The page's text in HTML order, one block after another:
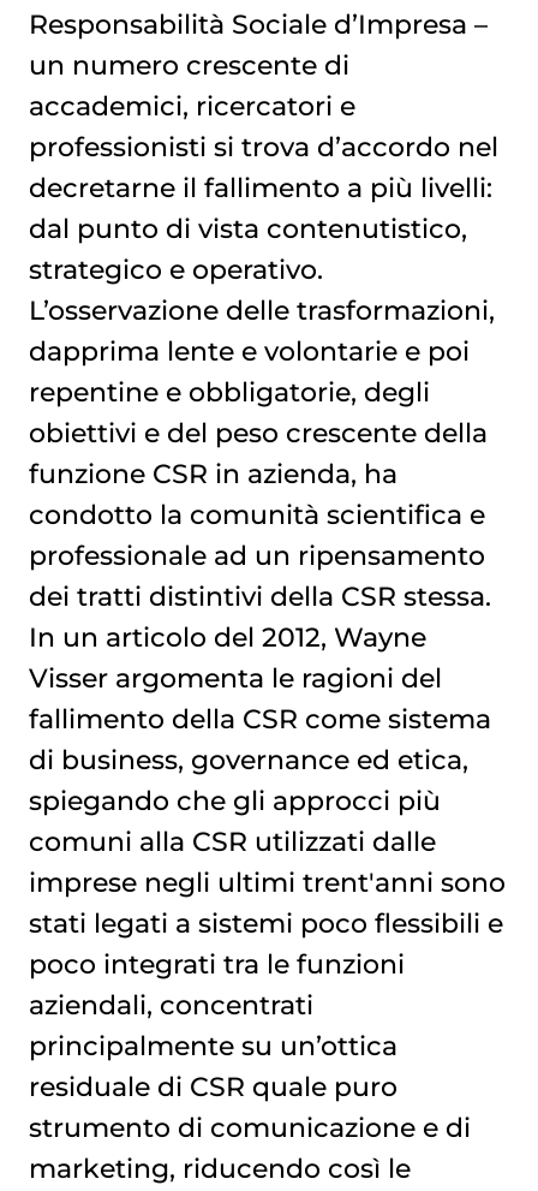
Responsabilità Sociale d’Impresa –
un numero crescente di
accademici, ricercatori e
professionisti si trova d’accordo nel
decretarne il fallimento a più livelli:
dal punto di vista contenutistico,
strategico e operativo.
L’osservazione delle trasformazioni,
dapprima lente e volontarie e poi
repentine e obbligatorie, degli
obiettivi e del peso crescente della
funzione CSR in azienda, ha
condotto la comunità scientifica e
professionale ad un ripensamento
dei tratti distintivi della CSR stessa.
In un articolo del 2012, Wayne
Visser argomenta le ragioni del
fallimento della CSR come sistema
di business, governance ed etica,
spiegando che gli approcci più
comuni alla CSR utilizzati dalle
imprese negli ultimi trent'anni sono
stati legati a sistemi poco flessibili e
poco integrati tra le funzioni
aziendali, concentrati
principalmente su un’ottica
residuale di CSR quale puro
strumento di comunicazione e di
marketing, riducendo così le